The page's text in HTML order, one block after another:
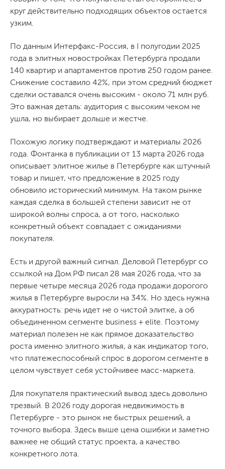
круг действительно подходящих объектов остается
узким.
По данным Интерфакс-Россия, в I полугодии 2025
года в элитных новостройках Петербурга продали
140 квартир и апартаментов против 250 годом ранее.
Снижение составило 42%, при этом средний бюджет
сделки оставался очень высоким - около 71 млн руб.
Это важная деталь: аудитория с высоким чеком не
ушла, но выбирает дольше и жестче.
Похожую логику подтверждают и материалы 2026
года. Фонтанка в публикации от 13 марта 2026 года
описывает элитное жилье в Петербурге как штучный
товар и пишет, что предложение в 2025 году
обновило исторический минимум. На таком рынке
каждая сделка в большей степени зависит не от
широкой волны спроса, а от того, насколько
конкретный объект совпадает с ожиданиями
покупателя.
Есть и другой важный сигнал. Деловой Петербург со
ссылкой на Дом.РФ писал 28 мая 2026 года, что за
первые четыре месяца 2026 года продажи дорогого
жилья в Петербурге выросли на 34%. Но здесь нужна
аккуратность: речь идет не о чистой элитке, а об
объединенном сегменте business + elite. Поэтому
материал полезен не как прямое доказательство
роста именно элитного жилья, а как индикатор того,
что платежеспособный спрос в дорогом сегменте в
целом чувствует себя устойчивее масс-маркета.
Для покупателя практический вывод здесь довольно
трезвый. В 2026 году дорогая недвижимость в
Петербурге - это рынок не быстрых решений, а
точного выбора. Здесь выше цена ошибки и заметно
важнее не общий статус проекта, а качество
конкретного лота.